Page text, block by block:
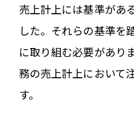
売上計上には基準があ
した。それらの基準を
に取り組む必要があり
務の売上計上において
す。